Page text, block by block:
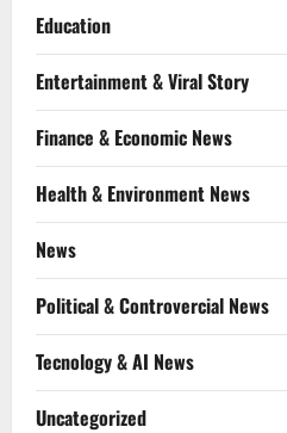
Education
Entertainment & Viral Story
Finance & Economic News
Health & Environment News
News
Political & Controvercial News
Tecnology & AI News
Uncategorized